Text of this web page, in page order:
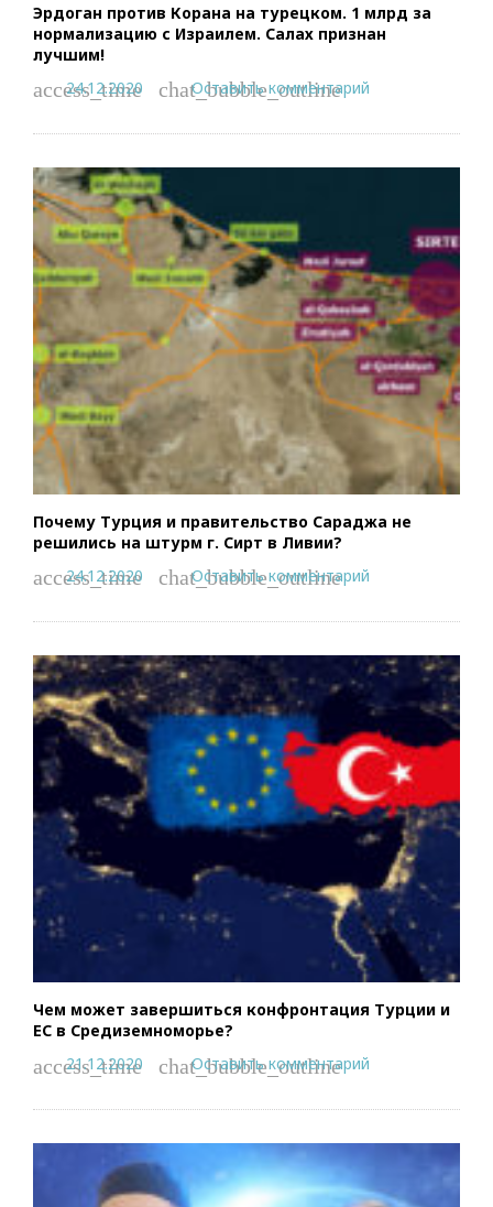
Эрдоган против Корана на турецком. 1 млрд за
нормализацию с Израилем. Салах признан
лучшим!
access_time
24.12.2020 chat_bubble_outline
Оставить комментарий
Почему Турция и правительство Сараджа не
решились на штурм г. Сирт в Ливии?
access_time
24.12.2020 chat_bubble_outline
Оставить комментарий
Чем может завершиться конфронтация Турции и
ЕС в Средиземноморье?
access_time
21.12.2020 chat_bubble_outline
Оставить комментарий